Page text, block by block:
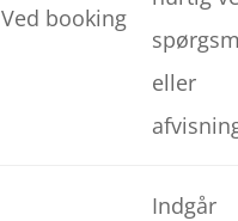
Ved booking
eller
Indgår